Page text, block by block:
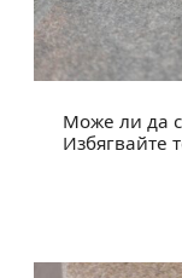
Може ли да
Избягвайте